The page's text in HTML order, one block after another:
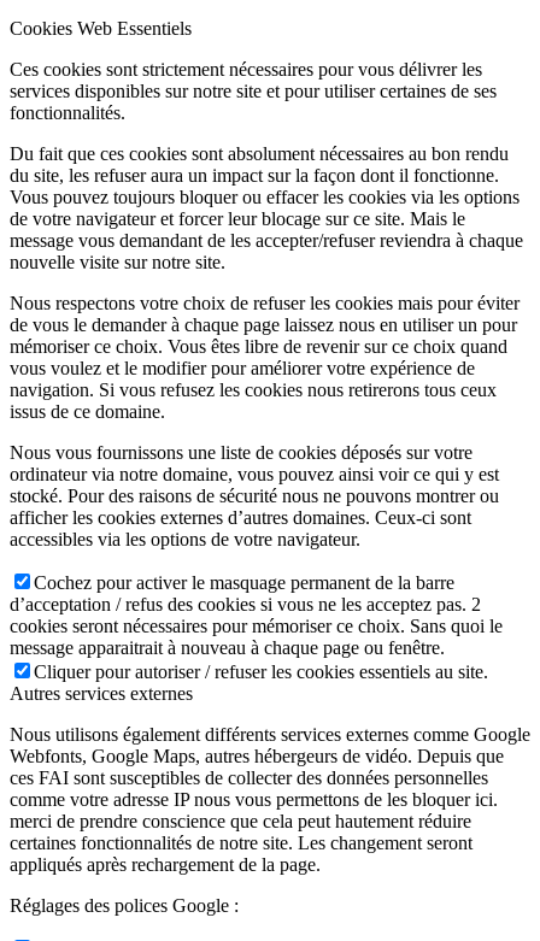
Cookies Web Essentiels
Ces cookies sont strictement nécessaires pour vous délivrer les
services disponibles sur notre site et pour utiliser certaines de ses
fonctionnalités.
Du fait que ces cookies sont absolument nécessaires au bon rendu
du site, les refuser aura un impact sur la façon dont il fonctionne.
Vous pouvez toujours bloquer ou effacer les cookies via les options
de votre navigateur et forcer leur blocage sur ce site. Mais le
message vous demandant de les accepter/refuser reviendra à chaque
nouvelle visite sur notre site.
Nous respectons votre choix de refuser les cookies mais pour éviter
de vous le demander à chaque page laissez nous en utiliser un pour
mémoriser ce choix. Vous êtes libre de revenir sur ce choix quand
vous voulez et le modifier pour améliorer votre expérience de
navigation. Si vous refusez les cookies nous retirerons tous ceux
issus de ce domaine.
Nous vous fournissons une liste de cookies déposés sur votre
ordinateur via notre domaine, vous pouvez ainsi voir ce qui y est
stocké. Pour des raisons de sécurité nous ne pouvons montrer ou
afficher les cookies externes d’autres domaines. Ceux-ci sont
accessibles via les options de votre navigateur.
Cochez pour activer le masquage permanent de la barre
d’acceptation / refus des cookies si vous ne les acceptez pas. 2
cookies seront nécessaires pour mémoriser ce choix. Sans quoi le
message apparaitrait à nouveau à chaque page ou fenêtre.
Cliquer pour autoriser / refuser les cookies essentiels au site.
Autres services externes
Nous utilisons également différents services externes comme Google
Webfonts, Google Maps, autres hébergeurs de vidéo. Depuis que
ces FAI sont susceptibles de collecter des données personnelles
comme votre adresse IP nous vous permettons de les bloquer ici.
merci de prendre conscience que cela peut hautement réduire
certaines fonctionnalités de notre site. Les changement seront
appliqués après rechargement de la page.
Réglages des polices Google :